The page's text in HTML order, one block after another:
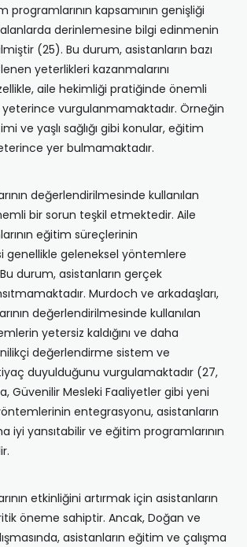
programlarının kapsamının genişliği
derinlemesine bilgi edinmenin
(25). Bu durum, asistanların bazı
yeterlikleri kazanmalarını
aile hekimliği pratiğinde önemli
yeterince vurgulanmamaktadır. Örneğin
ve yaşlı sağlığı gibi konular, eğitim
yer bulmamaktadır.
değerlendirilmesinde kullanılan
bir sorun teşkil etmektedir. Aile
eğitim süreçlerinin
genellikle geleneksel yöntemlere
durum, asistanların gerçek
Murdoch ve arkadaşları,
değerlendirilmesinde kullanılan
yetersiz kaldığını ve daha
değerlendirme sistem ve
duyulduğunu vurgulamaktadır (27,
Güvenilir Mesleki Faaliyetler gibi yeni
entegrasyonu, asistanların
iyi yansıtabilir ve eğitim programlarının
etkinliğini artırmak için asistanların
öneme sahiptir. Ancak, Doğan ve
asistanların eğitim ve çalışma